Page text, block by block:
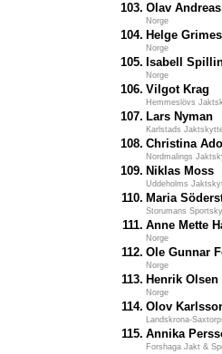
103. Olav
Norge
104. Helge
Norge
105. Isabell
Norge
106. Vilgot Krag
Hemmeslövs
107. Lars Nyman
Karlstads
108. Christina
Nordmalings
109. Niklas Moss
Uddeholms
110. Maria
Storumans
111. Anne Mette
Norge
112. Ole Gunnar
Norge
113. Henrik Olsen
Norge
114. Olov
Landskrona-
115. Annika
Forshaga Jakt &